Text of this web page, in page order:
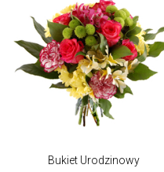
Bukiet Urodzinowy